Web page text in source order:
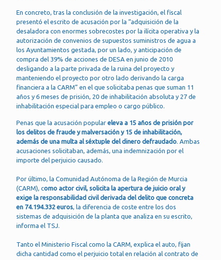
En concreto, tras la conclusión de la investigación, el fiscal
presentó el escrito de acusación por la “adquisición de la
desaladora con enormes sobrecostes por la ilícita operativa y la
autorización de convenios de supuestos suministros de agua a
los Ayuntamientos gestada, por un lado, y anticipación de
compra del 39% de acciones de DESA en junio de 2010
desligando a la parte privada de la ruina del proyecto y
manteniendo el proyecto por otro lado derivando la carga
financiera a la CARM” en el que solicitaba penas que suman 11
años y 6 meses de prisión, 20 de inhabilitación absoluta y 27 de
inhabilitación especial para empleo o cargo público.
Penas que la acusación popular eleva a 15 años de prisión por
los delitos de fraude y malversación y 15 de inhabilitación,
además de una multa al séxtuple del dinero defraudado. Ambas
acusaciones solicitaban, además, una indemnización por el
importe del perjuicio causado.
Por último, la Comunidad Autónoma de la Región de Murcia
(CARM), como actor civil, solicita la apertura de juicio oral y
exige la responsabilidad civil derivada del delito que concreta
en 74.194.332 euros, la diferencia de coste entre los dos
sistemas de adquisición de la planta que analiza en su escrito,
informa el TSJ.
Tanto el Ministerio Fiscal como la CARM, explica el auto, fijan
dicha cantidad como el perjuicio total en relación al contrato de